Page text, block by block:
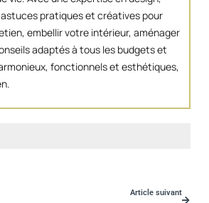
pratiques et créatives pour
embellir votre intérieur, aménager
adaptés à tous les budgets et
fonctionnels et esthétiques,
Article suivant